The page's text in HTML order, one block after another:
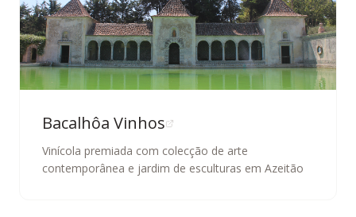
Bacalhôa Vinhos
Vinícola premiada com colecção de arte
contemporânea e jardim de esculturas em Azeitão